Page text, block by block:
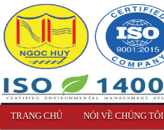
TRANG CHỦ NÓI VỀ CHÚNG TÔI